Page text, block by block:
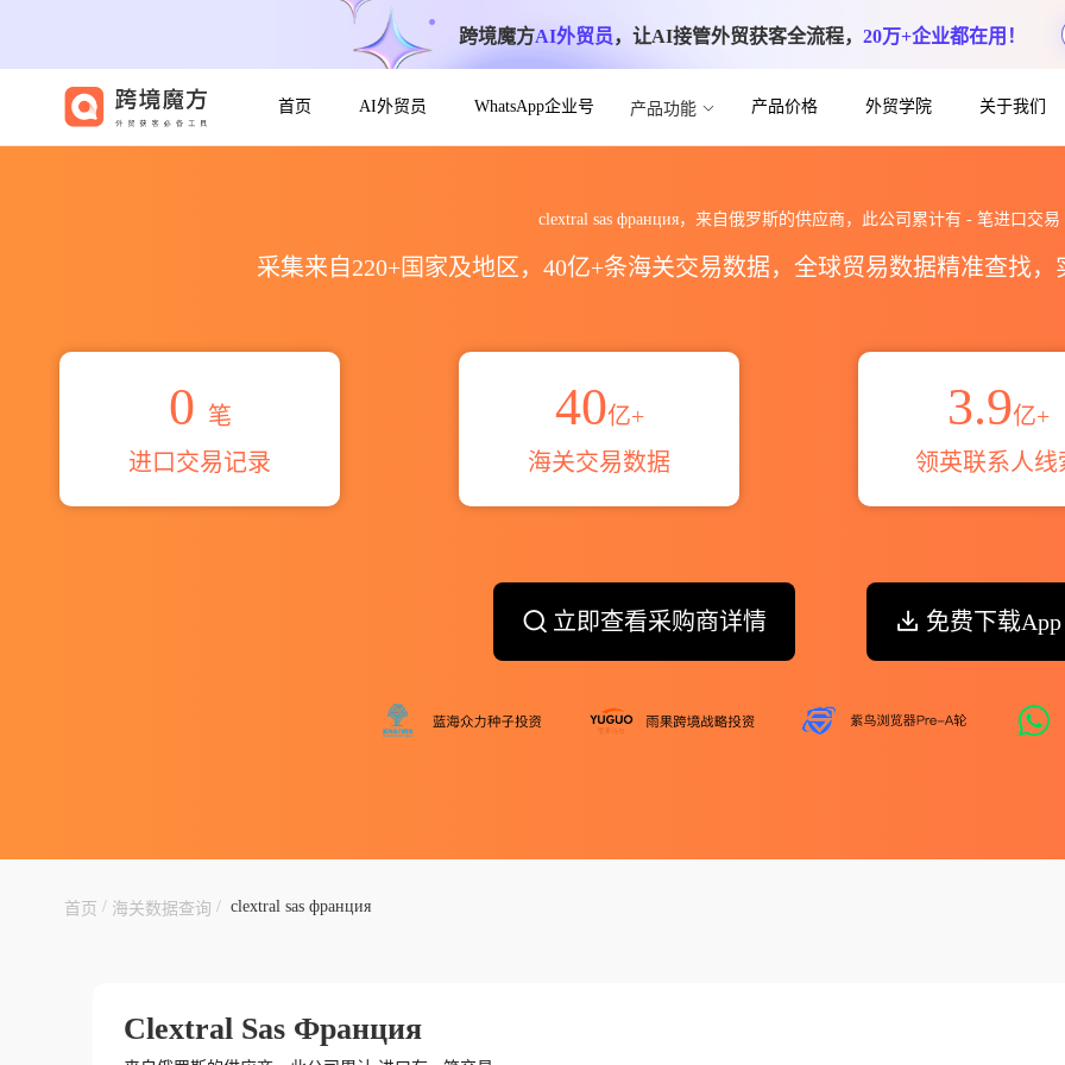
跨境魔方AI外贸员，让AI接管外贸获客全流程， 20万+企业都在用！
首页 AI外贸员 WhatsApp企业号 产品功能 产品价格 外贸学院 关于我们
clextral sas франция，来自俄罗斯的供应商，此公司累计有 -笔进口交易
采集来自220+国家及地区，40亿+条海关交易数据，全球贸易数据精准查找
0 笔
进口交易记录
40亿+
海关交易数据
3.9亿+
领英联系人线
立即查看采购商详情 免费下载App
首页 / 海关数据查询 / clextral sas франция
Clextral Sas Франция